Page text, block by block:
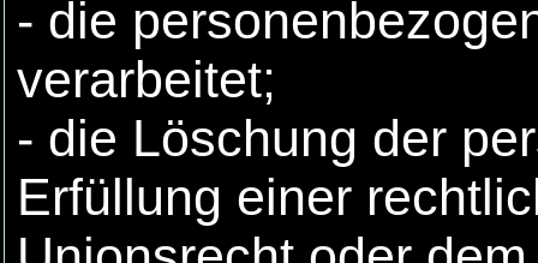
- die
verarbeitet;
- die Löschung der
Erfüllung einer